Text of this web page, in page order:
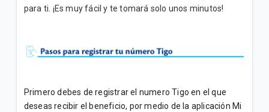
Visitas técnicas: Consulta, reagendamiento y
Welcome Kit | Residencial
| General
para ti. ¡Es muy fácil y te tomará solo unos minutos!
Primero debes de registrar el numero Tigo en el que
deseas recibir el beneficio, por medio de la aplicación Mi